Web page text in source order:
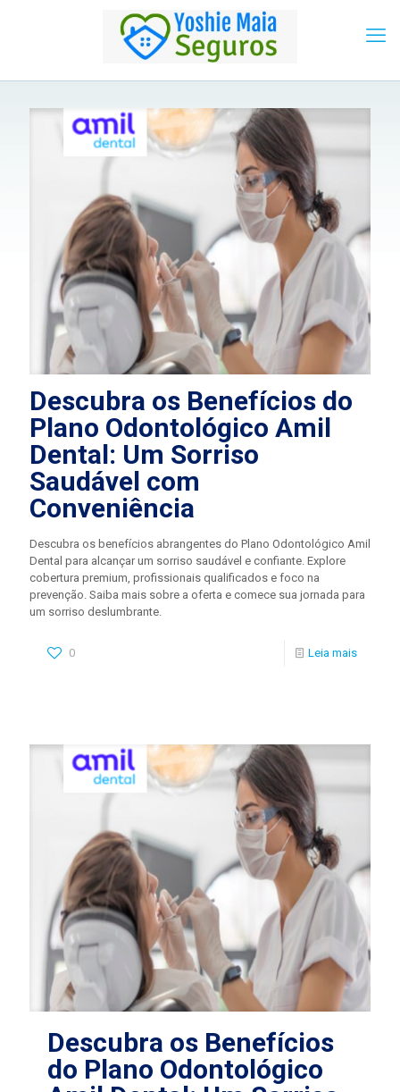
Descubra os Benefícios do
Plano Odontológico Amil
Dental: Um Sorriso
Saudável com
Conveniência
Descubra os benefícios abrangentes do Plano Odontológico Amil
Dental para alcançar um sorriso saudável e confiante. Explore
cobertura premium, profissionais qualificados e foco na
prevenção. Saiba mais sobre a oferta e comece sua jornada para
um sorriso deslumbrante.
0 Leia mais
Descubra os Benefícios
do Plano Odontológico